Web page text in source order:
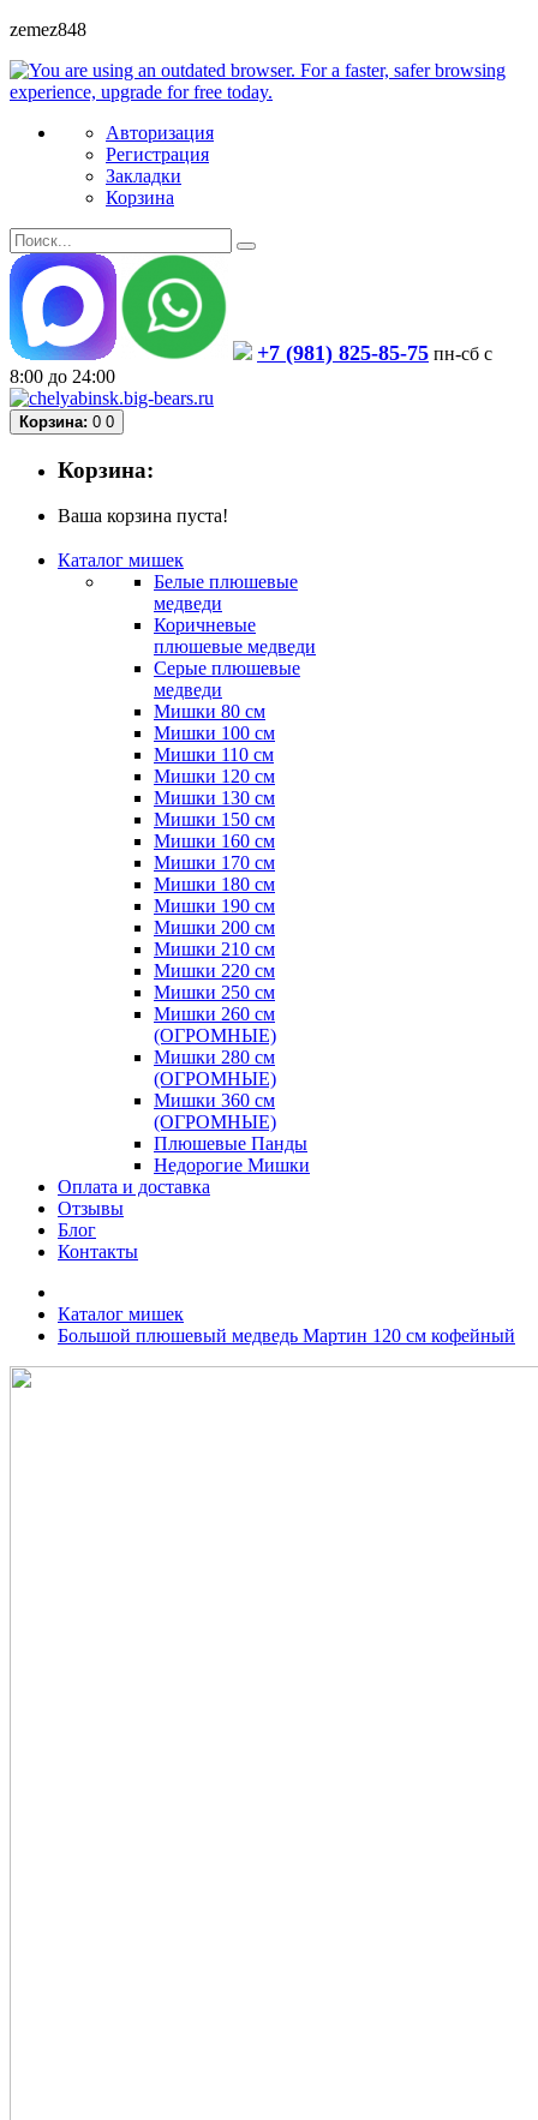
zemez848
Авторизация
Регистрация
Закладки
Корзина
+7 (981) 825-85-75 пн-сб с
8:00 до 24:00
Корзина: 0 0
Корзина:
Ваша корзина пуста!
Каталог мишек
Белые плюшевые
медведи
Коричневые
плюшевые медведи
Серые плюшевые
медведи
Мишки 80 см
Мишки 100 см
Мишки 110 см
Мишки 120 см
Мишки 130 см
Мишки 150 см
Мишки 160 см
Мишки 170 см
Мишки 180 см
Мишки 190 см
Мишки 200 см
Мишки 210 см
Мишки 220 см
Мишки 250 см
Мишки 260 см
(ОГРОМНЫЕ)
Мишки 280 см
(ОГРОМНЫЕ)
Мишки 360 см
(ОГРОМНЫЕ)
Плюшевые Панды
Недорогие Мишки
Оплата и доставка
Отзывы
Блог
Контакты
Каталог мишек
Большой плюшевый медведь Мартин 120 см кофейный